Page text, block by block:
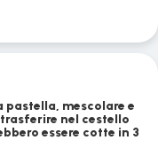
pastella, mescolare e
nel cestello
essere cotte in 3